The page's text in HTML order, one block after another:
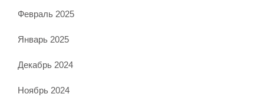
Февраль 2025
Январь 2025
Декабрь 2024
Ноябрь 2024